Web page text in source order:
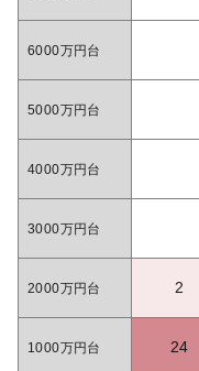
6000万円台
5000万円台
4000万円台
3000万円台
2000万円台 2
1000万円台 24